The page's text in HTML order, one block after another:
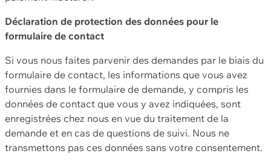
Déclaration de protection des données pour le
formulaire de contact
Si vous nous faites parvenir des demandes par le biais du
formulaire de contact, les informations que vous avez
fournies dans le formulaire de demande, y compris les
données de contact que vous y avez indiquées, sont
enregistrées chez nous en vue du traitement de la
demande et en cas de questions de suivi. Nous ne
transmettons pas ces données sans votre consentement.